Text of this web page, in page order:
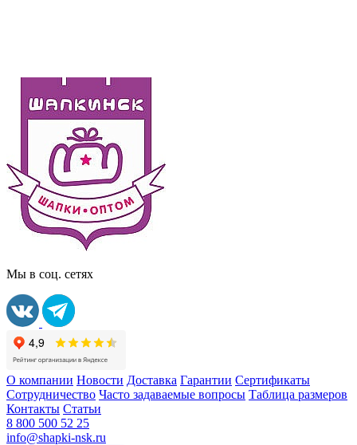
Мы в соц. сетях
О компании Новости Доставка Гарантии Сертификаты
Сотрудничество Часто задаваемые вопросы Таблица размеров
Контакты Статьи
8 800 500 52 25
info@shapki-nsk.ru